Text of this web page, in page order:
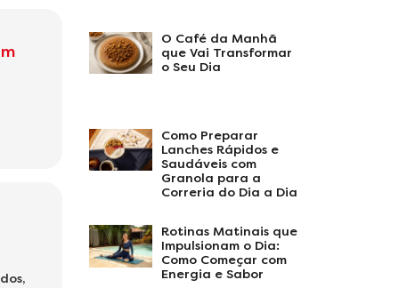
O Café da Manhã
que Vai Transformar
o Seu Dia
Como Preparar
Lanches Rápidos e
Saudáveis com
Granola para a
Correria do Dia a Dia
Rotinas Matinais que
Impulsionam o Dia:
Como Começar com
Energia e Sabor